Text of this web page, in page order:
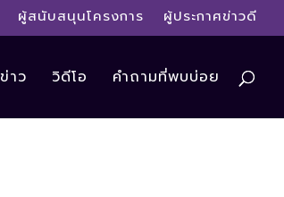
ผู้สนับสนุนโครงการ ผู้ประกาศข่าวดี
ข่าว วิดีโอ คำถามที่พบบ่อย